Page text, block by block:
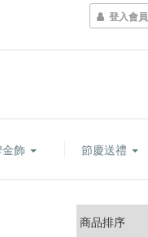
登入會員
飾 節慶送禮